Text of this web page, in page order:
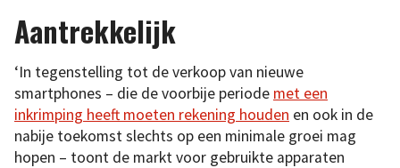
Aantrekkelijk
‘In tegenstelling tot de verkoop van nieuwe
smartphones – die de voorbije periode met een
inkrimping heeft moeten rekening houden en ook in de
nabije toekomst slechts op een minimale groei mag
hopen – toont de markt voor gebruikte apparaten